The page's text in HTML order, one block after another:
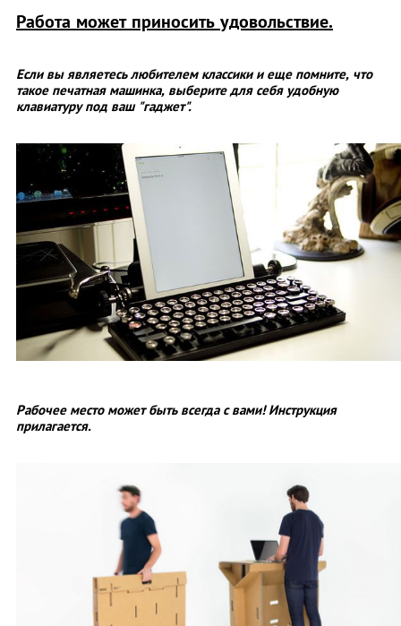
Работа может приносить удовольствие.
Если вы являетесь любителем классики и еще помните, что
такое печатная машинка, выберите для себя удобную
клавиатуру под ваш "гаджет".
Рабочее место может быть всегда с вами! Инструкция
прилагается.